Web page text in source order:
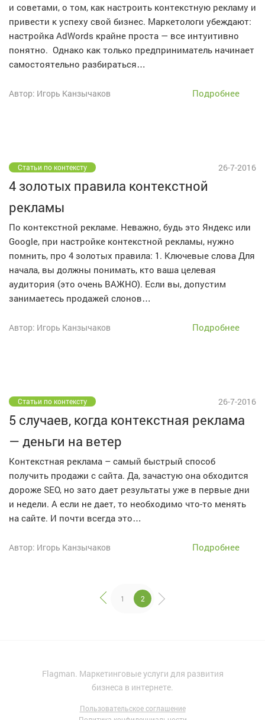
и советами, о том, как настроить контекстную рекламу и
привести к успеху свой бизнес. Маркетологи убеждают:
настройка AdWords крайне проста — все интуитивно
понятно. Однако как только предприниматель начинает
самостоятельно разбираться…
Автор: Игорь Канзычаков Подробнее
Статьи по контексту 26-7-2016
4 золотых правила контекстной
рекламы
По контекстной рекламе. Неважно, будь это Яндекс или
Google, при настройке контекстной рекламы, нужно
помнить, про 4 золотых правила: 1. Ключевые слова Для
начала, вы должны понимать, кто ваша целевая
аудитория (это очень ВАЖНО). Если вы, допустим
занимаетесь продажей слонов…
Автор: Игорь Канзычаков Подробнее
Статьи по контексту 26-7-2016
5 случаев, когда контекстная реклама
— деньги на ветер
Контекстная реклама – самый быстрый способ
получить продажи с сайта. Да, зачастую она обходится
дороже SEO, но зато дает результаты уже в первые дни
и недели. А если не дает, то необходимо что-то менять
на сайте. И почти всегда это…
Автор: Игорь Канзычаков Подробнее
1 2
Flagman. Маркетинговые услуги для развития
бизнеса в интернете.
Пользовательское соглашение